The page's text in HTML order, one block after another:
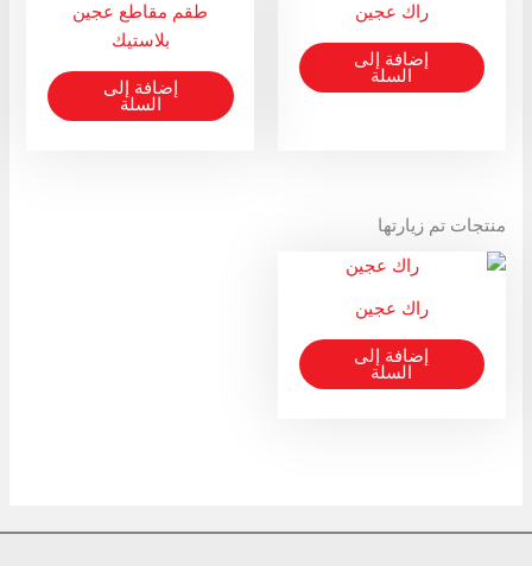
راك عجين
إضافة إلى
السلة
طقم مقاطع عجين
بلاستيك
إضافة إلى
السلة
منتجات تم زيارتها
راك عجين
إضافة إلى
السلة